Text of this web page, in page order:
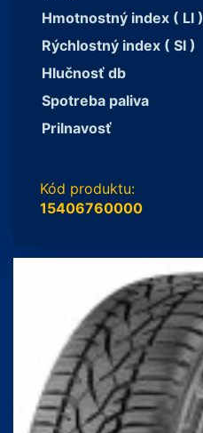
Hmotnostný index ( LI )
Rýchlostný index ( SI )
Hlučnosť db
Spotreba paliva
Prilnavosť
Kód produktu:
15406760000